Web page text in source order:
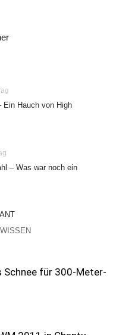
Ein Hauch von High
– Was war noch ein
Schnee für 300-Meter-